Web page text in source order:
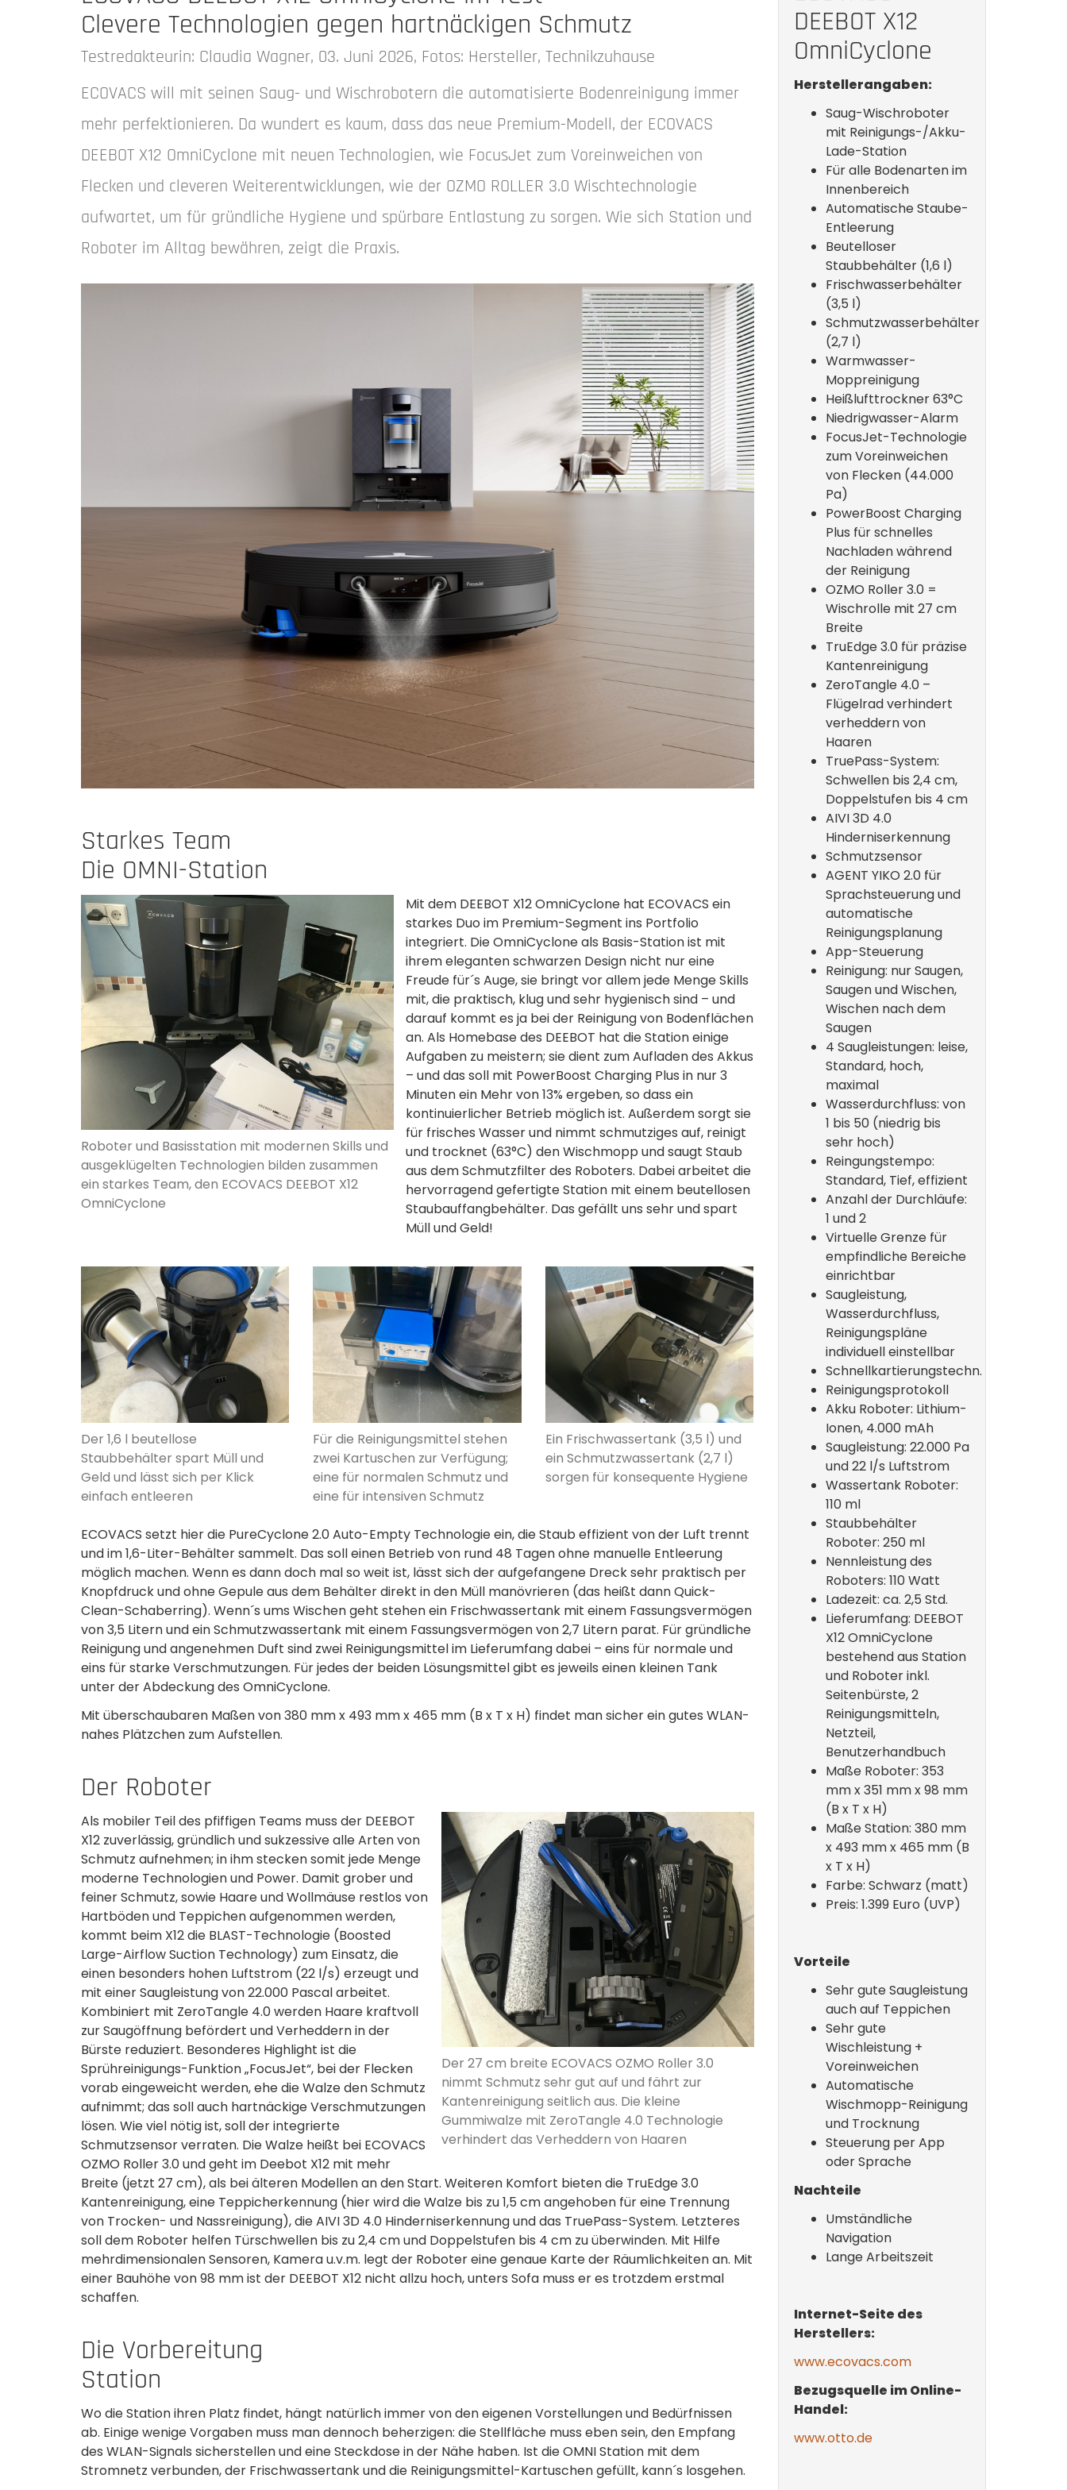
Clevere Technologien gegen hartnäckigen Schmutz
Testredakteurin: Claudia Wagner, 03. Juni 2026, Fotos: Hersteller, Technikzuhause
ECOVACS will mit seinen Saug- und Wischrobotern die automatisierte Bodenreinigung immer
mehr perfektionieren. Da wundert es kaum, dass das neue Premium-Modell, der ECOVACS
DEEBOT X12 OmniCyclone mit neuen Technologien, wie FocusJet zum Voreinweichen von
Flecken und cleveren Weiterentwicklungen, wie der OZMO ROLLER 3.0 Wischtechnologie
aufwartet, um für gründliche Hygiene und spürbare Entlastung zu sorgen. Wie sich Station und
Roboter im Alltag bewähren, zeigt die Praxis.
Starkes Team
Die OMNI-Station
Roboter und Basisstation mit modernen Skills und
ausgeklügelten Technologien bilden zusammen
ein starkes Team, den ECOVACS DEEBOT X12
OmniCyclone
Mit dem DEEBOT X12 OmniCyclone hat ECOVACS ein
starkes Duo im Premium-Segment ins Portfolio
integriert. Die OmniCyclone als Basis-Station ist mit
ihrem eleganten schwarzen Design nicht nur eine
Freude für´s Auge, sie bringt vor allem jede Menge Skills
mit, die praktisch, klug und sehr hygienisch sind – und
darauf kommt es ja bei der Reinigung von Bodenflächen
an. Als Homebase des DEEBOT hat die Station einige
Aufgaben zu meistern; sie dient zum Aufladen des Akkus
– und das soll mit PowerBoost Charging Plus in nur 3
Minuten ein Mehr von 13% ergeben, so dass ein
kontinuierlicher Betrieb möglich ist. Außerdem sorgt sie
für frisches Wasser und nimmt schmutziges auf, reinigt
und trocknet (63°C) den Wischmopp und saugt Staub
aus dem Schmutzfilter des Roboters. Dabei arbeitet die
hervorragend gefertigte Station mit einem beutellosen
Staubauffangbehälter. Das gefällt uns sehr und spart
Müll und Geld!
Der 1,6 l beutellose
Staubbehälter spart Müll und
Geld und lässt sich per Klick
einfach entleeren
Für die Reinigungsmittel stehen
zwei Kartuschen zur Verfügung;
eine für normalen Schmutz und
eine für intensiven Schmutz
Ein Frischwassertank (3,5 l) und
ein Schmutzwassertank (2,7 l)
sorgen für konsequente Hygiene
ECOVACS setzt hier die PureCyclone 2.0 Auto-Empty Technologie ein, die Staub effizient von der Luft trennt
und im 1,6-Liter-Behälter sammelt. Das soll einen Betrieb von rund 48 Tagen ohne manuelle Entleerung
möglich machen. Wenn es dann doch mal so weit ist, lässt sich der aufgefangene Dreck sehr praktisch per
Knopfdruck und ohne Gepule aus dem Behälter direkt in den Müll manövrieren (das heißt dann Quick-
Clean-Schaberring). Wenn´s ums Wischen geht stehen ein Frischwassertank mit einem Fassungsvermögen
von 3,5 Litern und ein Schmutzwassertank mit einem Fassungsvermögen von 2,7 Litern parat. Für gründliche
Reinigung und angenehmen Duft sind zwei Reinigungsmittel im Lieferumfang dabei – eins für normale und
eins für starke Verschmutzungen. Für jedes der beiden Lösungsmittel gibt es jeweils einen kleinen Tank
unter der Abdeckung des OmniCyclone.
Mit überschaubaren Maßen von 380 mm x 493 mm x 465 mm (B x T x H) findet man sicher ein gutes WLAN-
nahes Plätzchen zum Aufstellen.
Der Roboter
Der 27 cm breite ECOVACS OZMO Roller 3.0
nimmt Schmutz sehr gut auf und fährt zur
Kantenreinigung seitlich aus. Die kleine
Gummiwalze mit ZeroTangle 4.0 Technologie
verhindert das Verheddern von Haaren
Als mobiler Teil des pfiffigen Teams muss der DEEBOT
X12 zuverlässig, gründlich und sukzessive alle Arten von
Schmutz aufnehmen; in ihm stecken somit jede Menge
moderne Technologien und Power. Damit grober und
feiner Schmutz, sowie Haare und Wollmäuse restlos von
Hartböden und Teppichen aufgenommen werden,
kommt beim X12 die BLAST-Technologie (Boosted
Large-Airflow Suction Technology) zum Einsatz, die
einen besonders hohen Luftstrom (22 l/s) erzeugt und
mit einer Saugleistung von 22.000 Pascal arbeitet.
Kombiniert mit ZeroTangle 4.0 werden Haare kraftvoll
zur Saugöffnung befördert und Verheddern in der
Bürste reduziert. Besonderes Highlight ist die
Sprühreinigungs-Funktion „FocusJet“, bei der Flecken
vorab eingeweicht werden, ehe die Walze den Schmutz
aufnimmt; das soll auch hartnäckige Verschmutzungen
lösen. Wie viel nötig ist, soll der integrierte
Schmutzsensor verraten. Die Walze heißt bei ECOVACS
OZMO Roller 3.0 und geht im Deebot X12 mit mehr
Breite (jetzt 27 cm), als bei älteren Modellen an den Start. Weiteren Komfort bieten die TruEdge 3.0
Kantenreinigung, eine Teppicherkennung (hier wird die Walze bis zu 1,5 cm angehoben für eine Trennung
von Trocken- und Nassreinigung), die AIVI 3D 4.0 Hinderniserkennung und das TruePass-System. Letzteres
soll dem Roboter helfen Türschwellen bis zu 2,4 cm und Doppelstufen bis 4 cm zu überwinden. Mit Hilfe
mehrdimensionalen Sensoren, Kamera u.v.m. legt der Roboter eine genaue Karte der Räumlichkeiten an. Mit
einer Bauhöhe von 98 mm ist der DEEBOT X12 nicht allzu hoch, unters Sofa muss er es trotzdem erstmal
schaffen.
Die Vorbereitung
Station
Wo die Station ihren Platz findet, hängt natürlich immer von den eigenen Vorstellungen und Bedürfnissen
ab. Einige wenige Vorgaben muss man dennoch beherzigen: die Stellfläche muss eben sein, den Empfang
des WLAN-Signals sicherstellen und eine Steckdose in der Nähe haben. Ist die OMNI Station mit dem
Stromnetz verbunden, der Frischwassertank und die Reinigungsmittel-Kartuschen gefüllt, kann´s losgehen.
DEEBOT X12
OmniCyclone
Herstellerangaben:
Saug-Wischroboter
mit Reinigungs-/Akku-
Lade-Station
Für alle Bodenarten im
Innenbereich
Automatische Staube-
Entleerung
Beutelloser
Staubbehälter (1,6 l)
Frischwasserbehälter
(3,5 l)
Schmutzwasserbehälter
(2,7 l)
Warmwasser-
Moppreinigung
Heißlufttrockner 63°C
Niedrigwasser-Alarm
FocusJet-Technologie
zum Voreinweichen
von Flecken (44.000
Pa)
PowerBoost Charging
Plus für schnelles
Nachladen während
der Reinigung
OZMO Roller 3.0 =
Wischrolle mit 27 cm
Breite
TruEdge 3.0 für präzise
Kantenreinigung
ZeroTangle 4.0 –
Flügelrad verhindert
verheddern von
Haaren
TruePass-System:
Schwellen bis 2,4 cm,
Doppelstufen bis 4 cm
AIVI 3D 4.0
Hinderniserkennung
Schmutzsensor
AGENT YIKO 2.0 für
Sprachsteuerung und
automatische
Reinigungsplanung
App-Steuerung
Reinigung: nur Saugen,
Saugen und Wischen,
Wischen nach dem
Saugen
4 Saugleistungen: leise,
Standard, hoch,
maximal
Wasserdurchfluss: von
1 bis 50 (niedrig bis
sehr hoch)
Reingungstempo:
Standard, Tief, effizient
Anzahl der Durchläufe:
1 und 2
Virtuelle Grenze für
empfindliche Bereiche
einrichtbar
Saugleistung,
Wasserdurchfluss,
Reinigungspläne
individuell einstellbar
Schnellkartierungstechn.
Reinigungsprotokoll
Akku Roboter: Lithium-
Ionen, 4.000 mAh
Saugleistung: 22.000 Pa
und 22 l/s Luftstrom
Wassertank Roboter:
110 ml
Staubbehälter
Roboter: 250 ml
Nennleistung des
Roboters: 110 Watt
Ladezeit: ca. 2,5 Std.
Lieferumfang: DEEBOT
X12 OmniCyclone
bestehend aus Station
und Roboter inkl.
Seitenbürste, 2
Reinigungsmitteln,
Netzteil,
Benutzerhandbuch
Maße Roboter: 353
mm x 351 mm x 98 mm
(B x T x H)
Maße Station: 380 mm
x 493 mm x 465 mm (B
x T x H)
Farbe: Schwarz (matt)
Preis: 1.399 Euro (UVP)
Vorteile
Sehr gute Saugleistung
auch auf Teppichen
Sehr gute
Wischleistung +
Voreinweichen
Automatische
Wischmopp-Reinigung
und Trocknung
Steuerung per App
oder Sprache
Nachteile
Umständliche
Navigation
Lange Arbeitszeit
Internet-Seite des
Herstellers:
www.ecovacs.com
Bezugsquelle im Online-
Handel:
www.otto.de